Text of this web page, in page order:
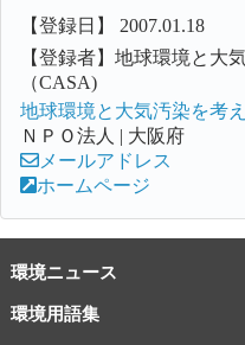
【登録日】 2007.01.18
【登録者】地球環境と大
（CASA)
地球環境と大気汚染を考
ＮＰＯ法人 | 大阪府
メールアドレス
ホームページ
環境ニュース
環境用語集